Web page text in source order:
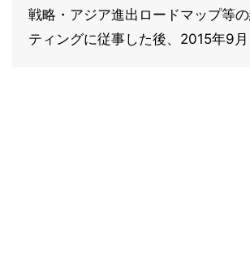
戦略・アジア進出ロードマップ等
ティングに従事した後、2015年9月